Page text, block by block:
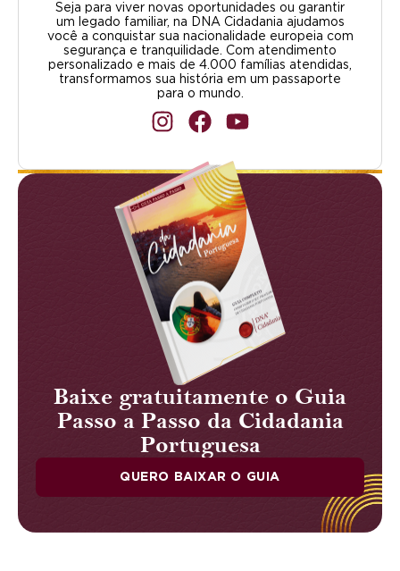
Seja para viver novas oportunidades ou garantir
um legado familiar, na DNA Cidadania ajudamos
você a conquistar sua nacionalidade europeia com
segurança e tranquilidade. Com atendimento
personalizado e mais de 4.000 famílias atendidas,
transformamos sua história em um passaporte
para o mundo.
Baixe gratuitamente o Guia
Passo a Passo da Cidadania
Portuguesa
QUERO BAIXAR O GUIA